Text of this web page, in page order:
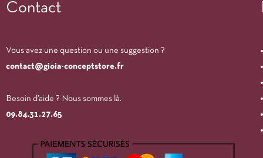
Contact
Vous avez une question ou une suggestion ?
contact@gioia-conceptstore.fr
Besoin d’aide ? Nous sommes là.
09.84.31.27.65